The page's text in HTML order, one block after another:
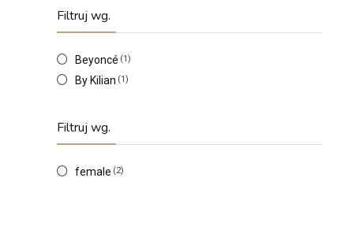
Filtruj wg.
Beyoncé (1)
By Kilian (1)
Filtruj wg.
female (2)